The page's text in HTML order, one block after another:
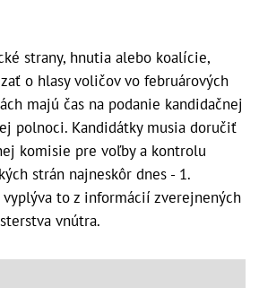
strany, hnutia alebo koalície,
o hlasy voličov vo februárových
majú čas na podanie kandidačnej
polnoci. Kandidátky musia doručiť
komisie pre voľby a kontrolu
strán najneskôr dnes - 1.
to z informácií zverejnených
vnútra.